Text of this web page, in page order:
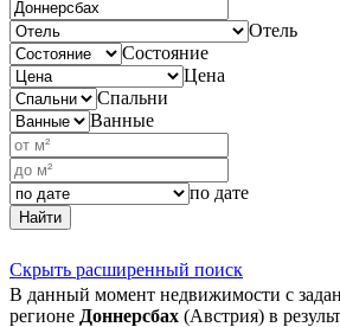
Отель
Состояние
Цена
Спальни
Ванные
по дате
Найти
Скрыть расширенный поиск
В данный момент недвижимости с
регионе Доннерсбах (Австрия) в